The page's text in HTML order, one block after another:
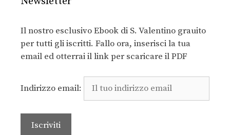
Il nostro esclusivo Ebook di S. Valentino grauito
per tutti gli iscritti. Fallo ora, inserisci la tua
email ed otterrai il link per scaricare il PDF
Indirizzo email: